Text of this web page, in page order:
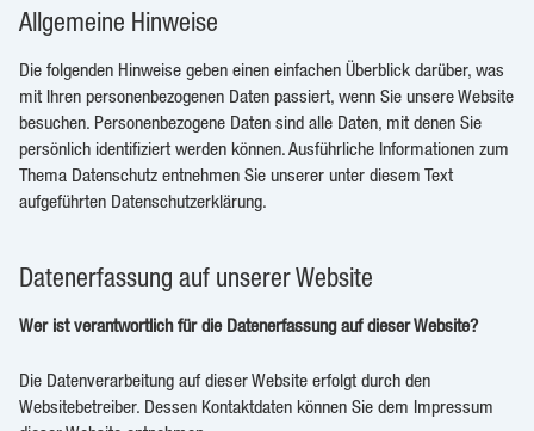
Allgemeine Hinweise
Die folgenden Hinweise geben einen einfachen Überblick darüber, was
mit Ihren personenbezogenen Daten passiert, wenn Sie unsere Website
besuchen. Personenbezogene Daten sind alle Daten, mit denen Sie
persönlich identifiziert werden können. Ausführliche Informationen zum
Thema Datenschutz entnehmen Sie unserer unter diesem Text
aufgeführten Datenschutzerklärung.
Datenerfassung auf unserer Website
Wer ist verantwortlich für die Datenerfassung auf dieser Website?
Die Datenverarbeitung auf dieser Website erfolgt durch den
Websitebetreiber. Dessen Kontaktdaten können Sie dem Impressum